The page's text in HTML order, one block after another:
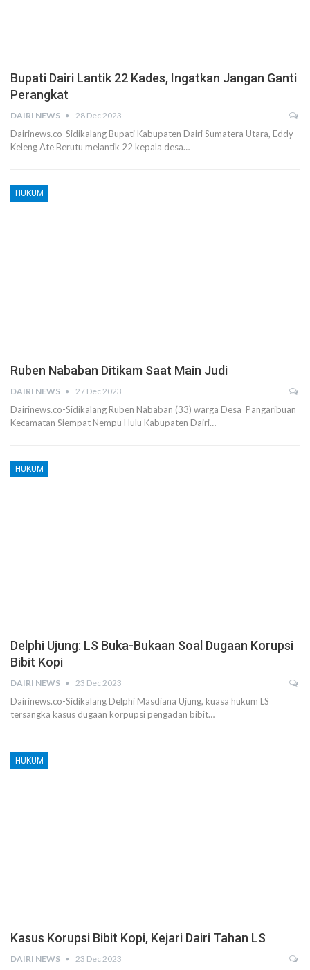
Bupati Dairi Lantik 22 Kades, Ingatkan Jangan Ganti
Perangkat
DAIRI NEWS 28 Dec 2023
Dairinews.co-Sidikalang Bupati Kabupaten Dairi Sumatera Utara, Eddy
Keleng Ate Berutu melantik 22 kepala desa…
HUKUM
Ruben Nababan Ditikam Saat Main Judi
DAIRI NEWS 27 Dec 2023
Dairinews.co-Sidikalang Ruben Nababan (33) warga Desa Pangaribuan
Kecamatan Siempat Nempu Hulu Kabupaten Dairi…
HUKUM
Delphi Ujung: LS Buka-Bukaan Soal Dugaan Korupsi
Bibit Kopi
DAIRI NEWS 23 Dec 2023
Dairinews.co-Sidikalang Delphi Masdiana Ujung, kuasa hukum LS
tersangka kasus dugaan korpupsi pengadan bibit…
HUKUM
Kasus Korupsi Bibit Kopi, Kejari Dairi Tahan LS
DAIRI NEWS 23 Dec 2023